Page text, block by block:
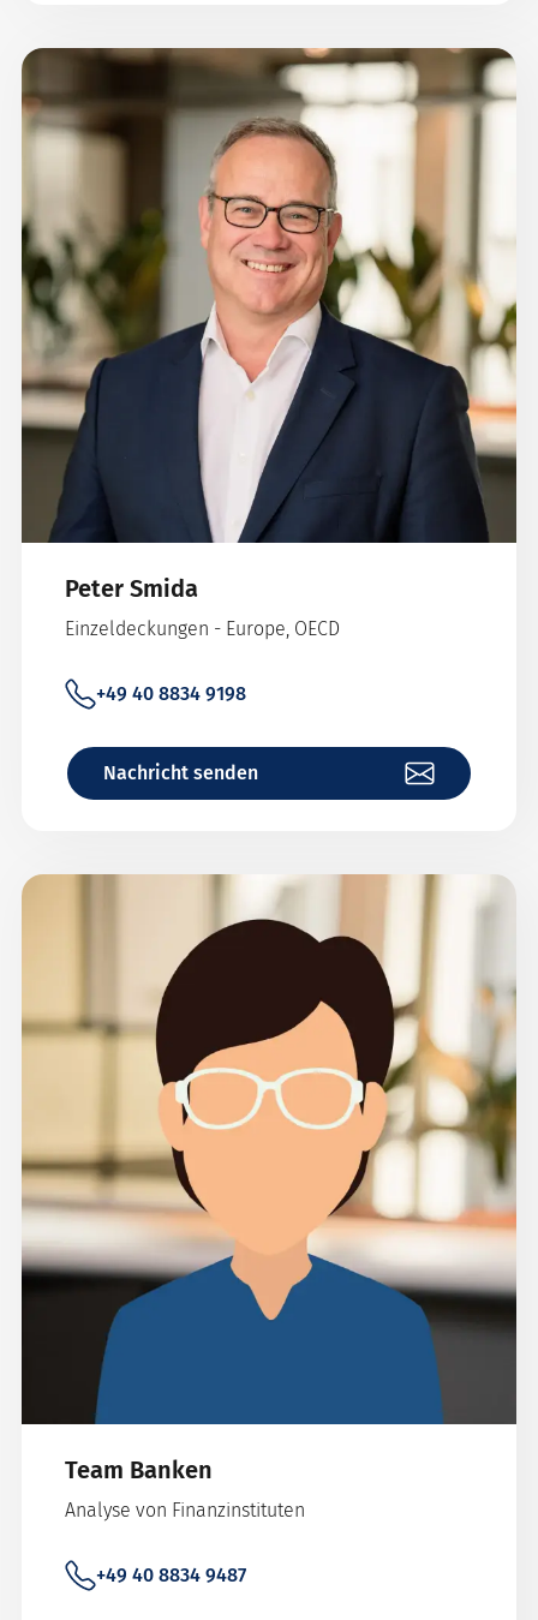
Peter Smida
Einzeldeckungen - Europe, OECD
+49 40 8834 9198
Nachricht senden
Team Banken
Analyse von Finanzinstituten
+49 40 8834 9487